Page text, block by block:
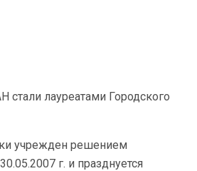
лауреатами Городского
учрежден решением
г. и празднуется